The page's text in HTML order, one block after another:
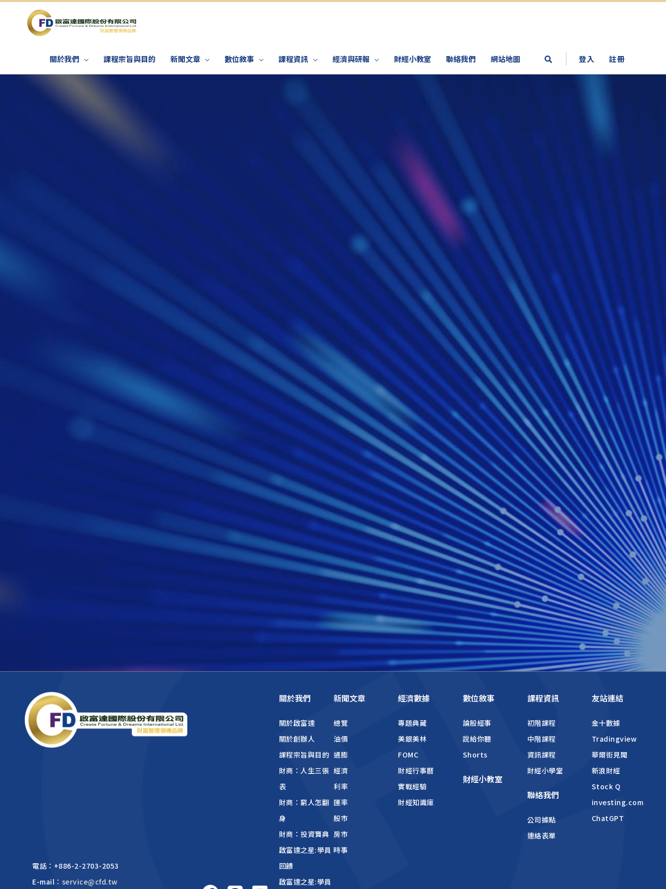
關於我們 課程宗旨與目的 新聞文章 數位敘事 課程資訊 經濟與研報 財經小教室 聯絡我們 網站地圖 登入 註冊
電話： +886-2-2703-2053
E-mail： service@cfd.tw
關於我們
關於啟富達
關於創辦人
課程宗旨與目的
財商：人生三張
表
財商：窮人怎翻
身
財商：投資寶典
啟富達之星:學員
回饋
啟富達之星:學員
新聞文章
總覽
油價
通膨
經濟
利率
匯率
股市
房市
時事
經濟數據
專題典藏
美銀美林
FOMC
財經行事曆
實戰經驗
財經知識庫
數位敘事
論股經事
說給你聽
Shorts
財經小教室
課程資訊
初階課程
中階課程
資訊課程
財經小學堂
聯絡我們
公司據點
連絡表單
友站連結
金十數據
Tradingview
華爾街見聞
新浪財經
Stock Q
investing.com
ChatGPT